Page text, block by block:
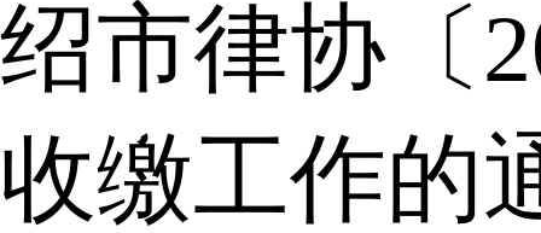
绍市律协〔
收缴工作的